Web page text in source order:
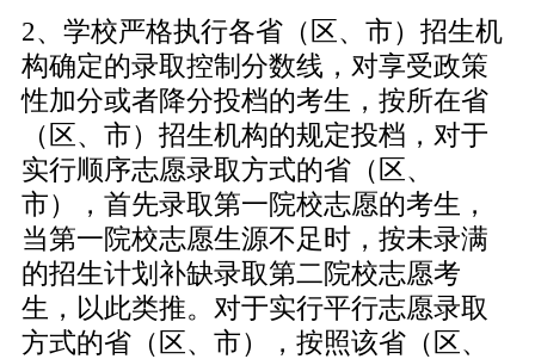
2、学校严格执行各省（区、市）招生机
构确定的录取控制分数线，对享受政策
性加分或者降分投档的考生，按所在省
（区、市）招生机构的规定投档，对于
实行顺序志愿录取方式的省（区、
市），首先录取第一院校志愿的考生，
当第一院校志愿生源不足时，按未录满
的招生计划补缺录取第二院校志愿考
生，以此类推。对于实行平行志愿录取
方式的省（区、市），按照该省（区、